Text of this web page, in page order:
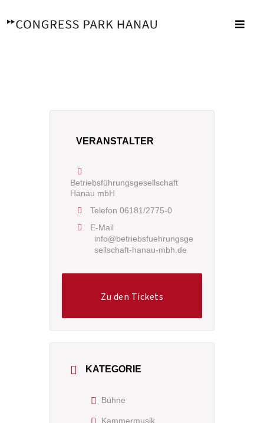
Inhalt
VERANSTALTER
Betriebsführungsgesellschaft
Hanau mbH
Telefon 06181/2775-0
E-Mail
info@betriebsfuehrungsge
sellschaft-hanau-mbh.de
Zu den Tickets
KATEGORIE
Bühne
Kammermusik